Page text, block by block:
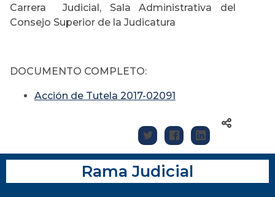
Carrera Judicial, Sala Administrativa del
Consejo Superior de la Judicatura
DOCUMENTO COMPLETO:
Acción de Tutela 2017-02091
Rama Judicial